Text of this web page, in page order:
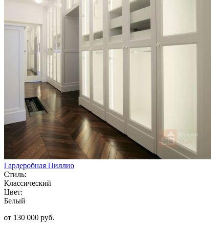
Гардеробная Пиллио
Стиль:
Классический
Цвет:
Белый
от 130 000 руб.